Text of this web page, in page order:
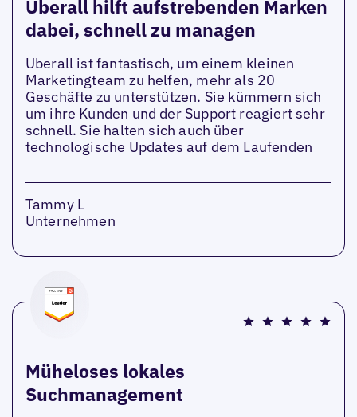
Uberall hilft aufstrebenden Marken
dabei, schnell zu managen
Uberall ist fantastisch, um einem kleinen
Marketingteam zu helfen, mehr als 20
Geschäfte zu unterstützen. Sie kümmern sich
um ihre Kunden und der Support reagiert sehr
schnell. Sie halten sich auch über
technologische Updates auf dem Laufenden
Tammy L
Unternehmen
Müheloses lokales
Suchmanagement